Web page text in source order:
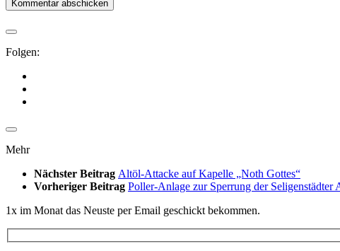
Folgen:
Mehr
Nächster Beitrag Altöl-Attacke auf Kapelle „Noth Gottes“
Vorheriger Beitrag Poller-Anlage zur Sperrung der Seligenstädter
1x im Monat das Neuste per Email geschickt bekommen.